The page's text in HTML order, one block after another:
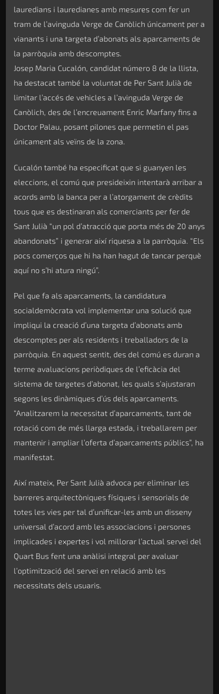
lauredians i lauredianes amb mesures com fer un
tram de l’avinguda Verge de Canòlich únicament per a
vianants i una targeta d’abonats als aparcaments de
la parròquia amb descomptes.
Josep Maria Cucalón, candidat número 8 de la llista,
ha destacat també la voluntat de Per Sant Julià de
limitar l’accés de vehicles a l’avinguda Verge de
Canòlich, des de l’encreuament Enric Marfany fins a
Doctor Palau, posant pilones que permetin el pas
únicament als veïns de la zona.
Cucalón també ha especificat que si guanyen les
eleccions, el comú que presideixin intentarà arribar a
acords amb la banca per a l’atorgament de crèdits
tous que es destinaran als comerciants per fer de
Sant Julià “un pol d’atracció que porta més de 20 anys
abandonats” i generar així riquesa a la parròquia. “Els
pocs comerços que hi ha han hagut de tancar perquè
aquí no s’hi atura ningú”.
Pel que fa als aparcaments, la candidatura
socialdemòcrata vol implementar una solució que
impliqui la creació d’una targeta d’abonats amb
descomptes per als residents i treballadors de la
parròquia. En aquest sentit, des del comú es duran a
terme avaluacions periòdiques de l’eficàcia del
sistema de targetes d’abonat, les quals s’ajustaran
segons les dinàmiques d’ús dels aparcaments.
“Analitzarem la necessitat d’aparcaments, tant de
rotació com de més llarga estada, i treballarem per
mantenir i ampliar l’oferta d’aparcaments públics”, ha
manifestat.
Així mateix, Per Sant Julià advoca per eliminar les
barreres arquitectòniques físiques i sensorials de
totes les vies per tal d’unificar-les amb un disseny
universal d’acord amb les associacions i persones
implicades i expertes i vol millorar l’actual servei del
Quart Bus fent una anàlisi integral per avaluar
l’optimització del servei en relació amb les
necessitats dels usuaris.